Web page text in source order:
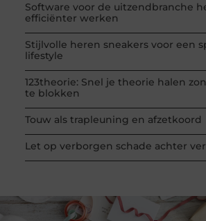
Software voor de uitzendbranche
efficiënter werken
Stijlvolle heren sneakers voor een
lifestyle
123theorie: Snel je theorie halen
te blokken
Touw als trapleuning en afzetkoord
Let op verborgen schade achter